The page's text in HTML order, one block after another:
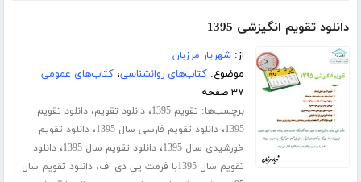
دانلود تقویم انگیزشی 1395
از:شهریار مرزبان
موضوع:کتاب‌های روانشناسی،کتاب‌های عمومی
۳۷ صفحه
برچسب‌ها: تقویم 1395 ،دانلود تقویم،دانلود تقویم
1395،دانلود تقویم فارسی سال 1395 ،دانلود تقویم
خورشیدی سال 1395
،دانلود تقویم سال 1395 ،دانلود
تقویم سال 1395با فرمت پی دی اف
،دانلود تقویم سال